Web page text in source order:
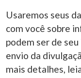
Usaremos seus
com você sobre
podem ser de
envio da
mais detalhes,